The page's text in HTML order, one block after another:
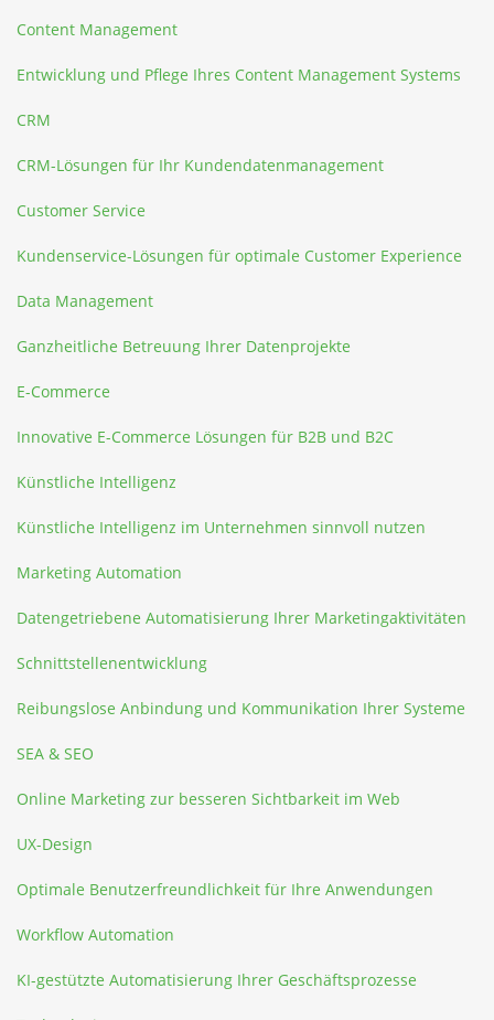
Content Management
Entwicklung und Pflege Ihres Content Management Systems
CRM
CRM-Lösungen für Ihr Kundendatenmanagement
Customer Service
Kundenservice-Lösungen für optimale Customer Experience
Data Management
Ganzheitliche Betreuung Ihrer Datenprojekte
E-Commerce
Innovative E-Commerce Lösungen für B2B und B2C
Künstliche Intelligenz
Künstliche Intelligenz im Unternehmen sinnvoll nutzen
Marketing Automation
Datengetriebene Automatisierung Ihrer Marketingaktivitäten
Schnittstellenentwicklung
Reibungslose Anbindung und Kommunikation Ihrer Systeme
SEA & SEO
Online Marketing zur besseren Sichtbarkeit im Web
UX-Design
Optimale Benutzerfreundlichkeit für Ihre Anwendungen
Workflow Automation
KI-gestützte Automatisierung Ihrer Geschäftsprozesse